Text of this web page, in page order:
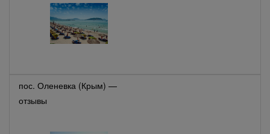
пос. Оленевка (Крым) —
отзывы